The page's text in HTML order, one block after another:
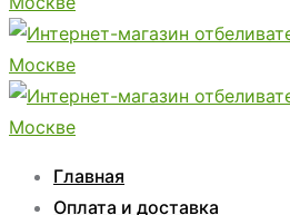
Главная
Оплата и доставка